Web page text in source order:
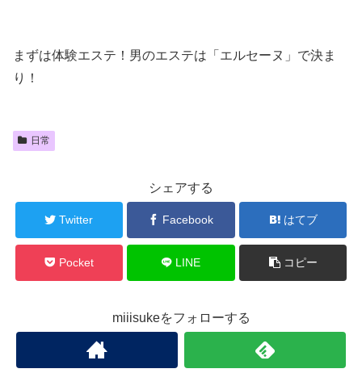
まずは体験エステ！男のエステは「エルセーヌ」で決ま
り！
日常
シェアする
Twitter Facebook はてブ
Pocket LINE コピー
miiisukeをフォローする